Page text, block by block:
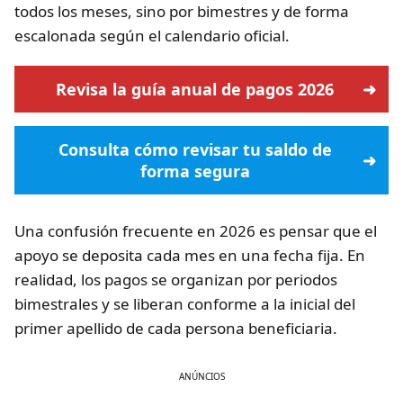
todos los meses, sino por bimestres y de forma
escalonada según el calendario oficial.
Revisa la guía anual de pagos 2026
Consulta cómo revisar tu saldo de
forma segura
Una confusión frecuente en 2026 es pensar que el
apoyo se deposita cada mes en una fecha fija. En
realidad, los pagos se organizan por periodos
bimestrales y se liberan conforme a la inicial del
primer apellido de cada persona beneficiaria.
ANÚNCIOS